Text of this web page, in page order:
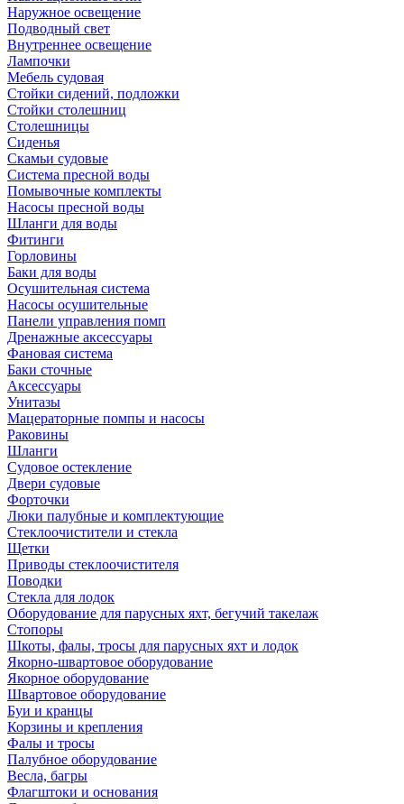
Наружное освещение
Подводный свет
Внутреннее освещение
Лампочки
Мебель судовая
Стойки сидений, подложки
Стойки столешниц
Столешницы
Сиденья
Скамьи судовые
Система пресной воды
Помывочные комплекты
Насосы пресной воды
Шланги для воды
Фитинги
Горловины
Баки для воды
Осушительная система
Насосы осушительные
Панели управления помп
Дренажные аксессуары
Фановая система
Баки сточные
Аксессуары
Унитазы
Мацераторные помпы и насосы
Раковины
Шланги
Судовое остекление
Двери судовые
Форточки
Люки палубные и комплектующие
Стеклоочистители и стекла
Щетки
Приводы стеклоочистителя
Поводки
Стекла для лодок
Оборудование для парусных яхт, бегучий такелаж
Стопоры
Шкоты, фалы, тросы для парусных яхт и лодок
Якорно-швартовое оборудование
Якорное оборудование
Швартовое оборудование
Буи и кранцы
Корзины и крепления
Фалы и тросы
Палубное оборудование
Весла, багры
Флагштоки и основания